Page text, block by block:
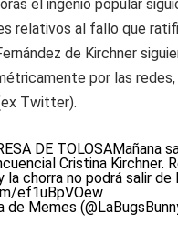
el ingenio popular
relativos al fallo que
de Kirchner
por las redes,
Twitter).
DE TOLOSAMañana
Cristina Kirchner.
chorra no podrá salir de
ef1uBpVOew
de Memes